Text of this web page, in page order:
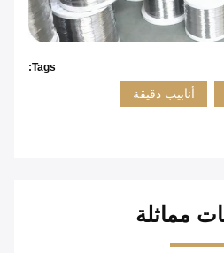
Tags:
أنابيب دقيقة
مماثلة